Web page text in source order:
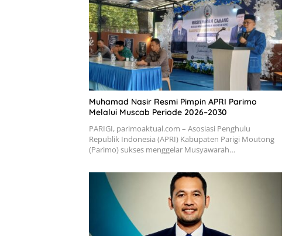
Muhamad Nasir Resmi Pimpin APRI Parimo
Melalui Muscab Periode 2026–2030
PARIGI, parimoaktual.com – Asosiasi Penghulu
Republik Indonesia (APRI) Kabupaten Parigi Moutong
(Parimo) sukses menggelar Musyawarah…